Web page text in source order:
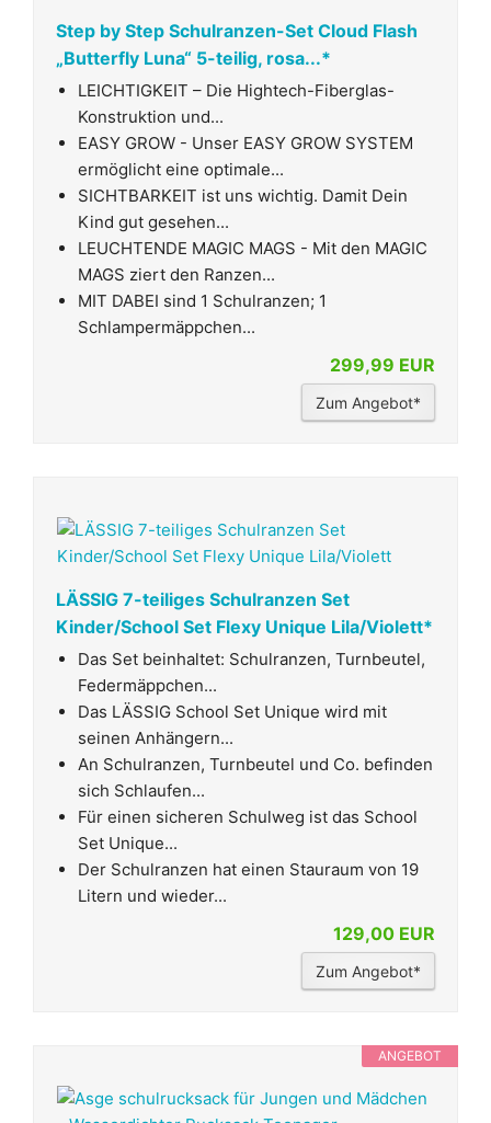
Step by Step Schulranzen-Set Cloud Flash
„Butterfly Luna“ 5-teilig, rosa...*
LEICHTIGKEIT – Die Hightech-Fiberglas-
Konstruktion und...
EASY GROW - Unser EASY GROW SYSTEM
ermöglicht eine optimale...
SICHTBARKEIT ist uns wichtig. Damit Dein
Kind gut gesehen...
LEUCHTENDE MAGIC MAGS - Mit den MAGIC
MAGS ziert den Ranzen...
MIT DABEI sind 1 Schulranzen; 1
Schlampermäppchen...
299,99 EUR
Zum Angebot*
LÄSSIG 7-teiliges Schulranzen Set
Kinder/School Set Flexy Unique Lila/Violett*
Das Set beinhaltet: Schulranzen, Turnbeutel,
Federmäppchen...
Das LÄSSIG School Set Unique wird mit
seinen Anhängern...
An Schulranzen, Turnbeutel und Co. befinden
sich Schlaufen...
Für einen sicheren Schulweg ist das School
Set Unique...
Der Schulranzen hat einen Stauraum von 19
Litern und wieder...
129,00 EUR
Zum Angebot*
ANGEBOT